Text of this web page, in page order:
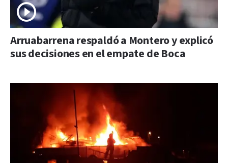
Arruabarrena respaldó a Montero y explicó
sus decisiones en el empate de Boca